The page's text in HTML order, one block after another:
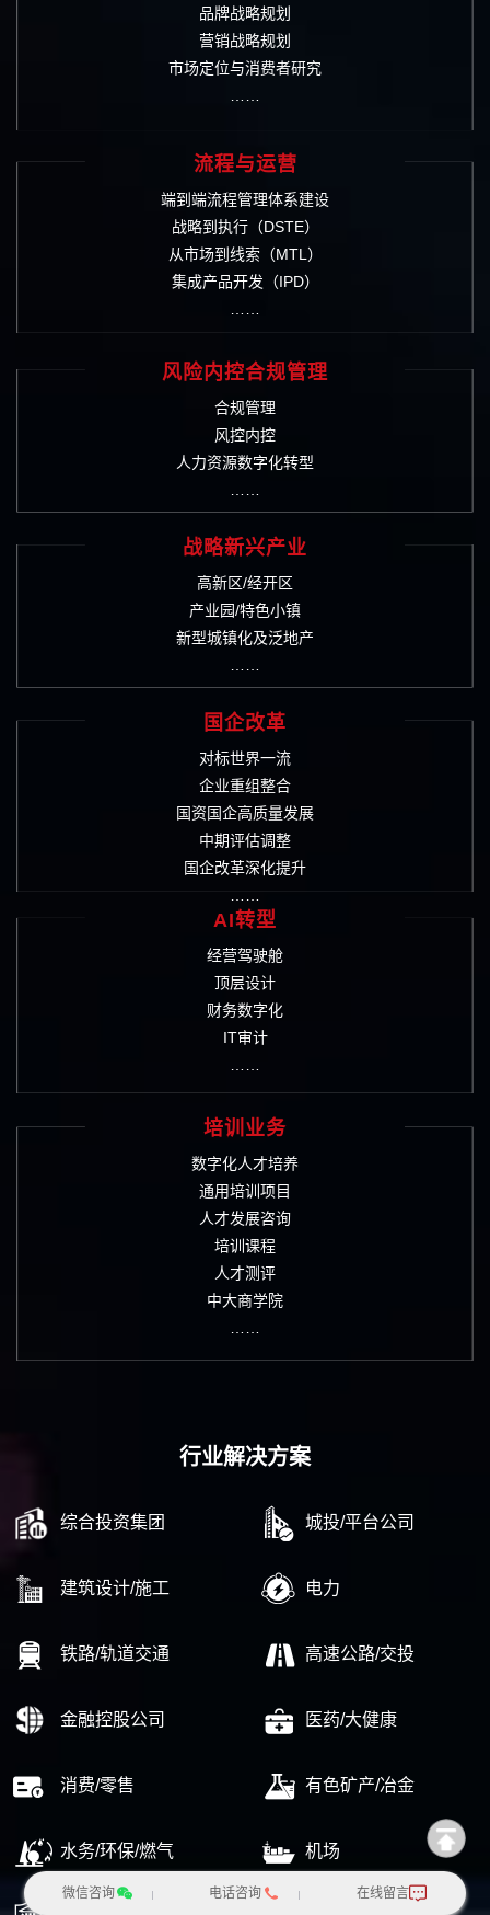
品牌战略规划
营销战略规划
市场定位与消费者研究
……
流程与运营
端到端流程管理体系建设
战略到执行（DSTE）
从市场到线索（MTL）
集成产品开发（IPD）
……
风险内控合规管理
合规管理
风控内控
人力资源数字化转型
……
战略新兴产业
高新区/经开区
产业园/特色小镇
新型城镇化及泛地产
……
国企改革
对标世界一流
企业重组整合
国资国企高质量发展
中期评估调整
国企改革深化提升
……
AI转型
经营驾驶舱
顶层设计
财务数字化
IT审计
……
培训业务
数字化人才培养
通用培训项目
人才发展咨询
培训课程
人才测评
中大商学院
……
行业解决方案
综合投资集团 城投/平台公司
建筑设计/施工 电力
铁路/轨道交通 高速公路/交投
金融控股公司 医药/大健康
消费/零售 有色矿产/冶金
水务/环保/燃气 机场
微信咨询 电话咨询 在线留言